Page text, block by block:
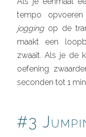
tempo
joggingop de
maakt een
zwaait. Als je de
oefening
seconden tot 1
#3